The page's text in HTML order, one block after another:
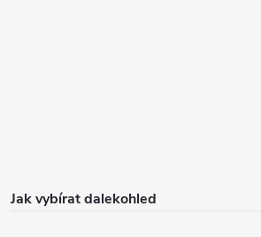
Jak vybírat dalekohled